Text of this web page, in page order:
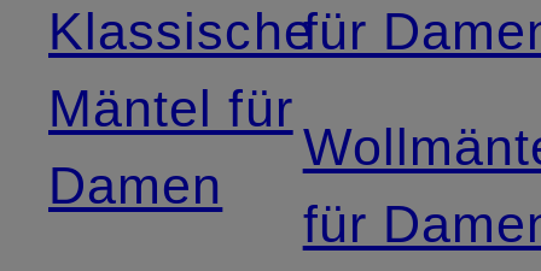
Klassische
Mäntel für
Damen
für
für